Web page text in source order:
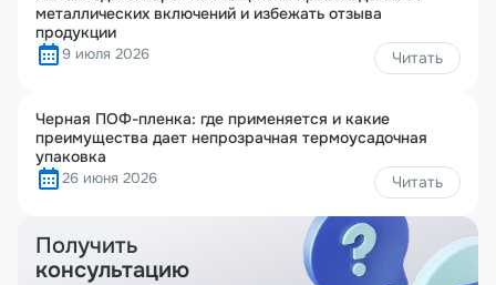
металлических включений и избежать отзыва
продукции
9 июля 2026 Читать
Черная ПОФ-пленка: где применяется и какие
преимущества дает непрозрачная термоусадочная
упаковка
26 июня 2026 Читать
Получить
консультацию